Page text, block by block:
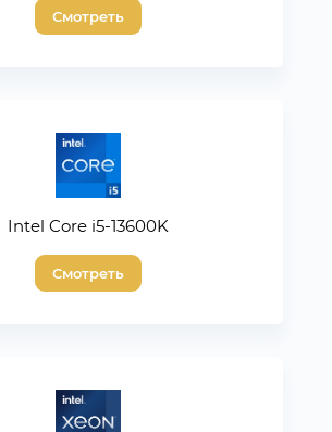
Смотреть
Intel Core i5-13600K
Смотреть